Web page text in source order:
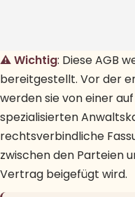
⚠️ Wichtig: Diese AGB
bereitgestellt. Vor der
werden sie von einer
spezialisierten
rechtsverbindliche
zwischen den Parteien
Vertrag beigefügt wird.